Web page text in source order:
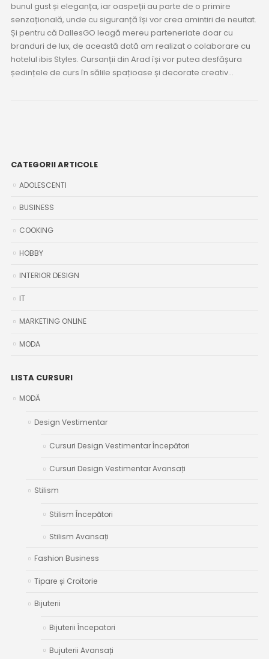
bunul gust și eleganța, iar oaspeții au parte de o primire
senzațională, unde cu siguranță își vor crea amintiri de neuitat.
Și pentru că DallesGO leagă mereu parteneriate doar cu
branduri de lux, de această dată am realizat o colaborare cu
hotelul ibis Styles. Cursanții din Arad își vor putea desfășura
ședințele de curs în sălile spațioase și decorate creativ...
CATEGORII ARTICOLE
ADOLESCENTI
BUSINESS
COOKING
HOBBY
INTERIOR DESIGN
IT
MARKETING ONLINE
MODA
LISTA CURSURI
MODĂ
Design Vestimentar
Cursuri Design Vestimentar Începători
Cursuri Design Vestimentar Avansați
Stilism
Stilism Începători
Stilism Avansați
Fashion Business
Tipare și Croitorie
Bijuterii
Bijuterii Începatori
Bujuterii Avansați